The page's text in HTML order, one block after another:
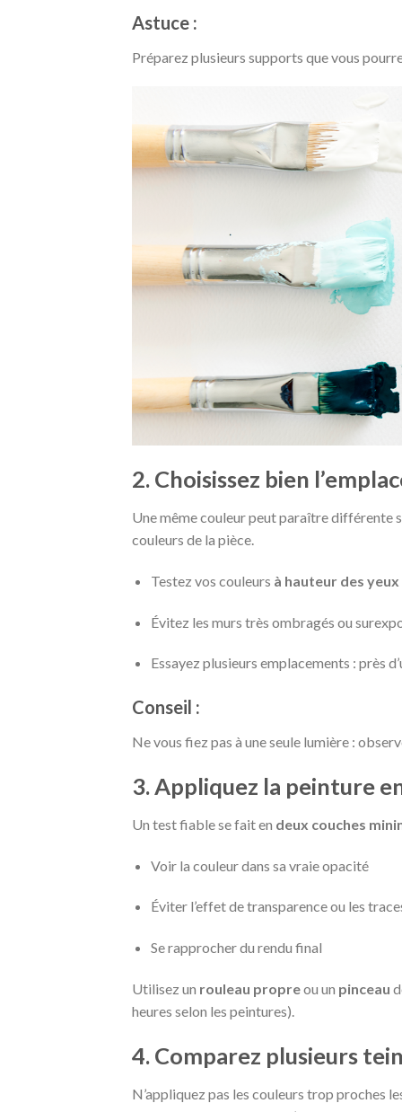
Astuce :
Préparez plusieurs supports que vous
2. Choisissez bien
Une même couleur peut paraître différente
couleurs de la pièce.
Testez vos couleurs à hauteur des yeux
Évitez les murs très ombragés ou
Essayez plusieurs emplacements : près
Conseil :
Ne vous fiez pas à une seule lumière :
3. Appliquez la peinture
Un test fiable se fait en deux couches
Voir la couleur dans sa vraie opacité
Éviter l’effet de transparence ou les
Se rapprocher du rendu final
Utilisez un rouleau propreou un pinceau
heures selon les peintures).
4. Comparez plusieurs
N’appliquez pas les couleurs trop proches